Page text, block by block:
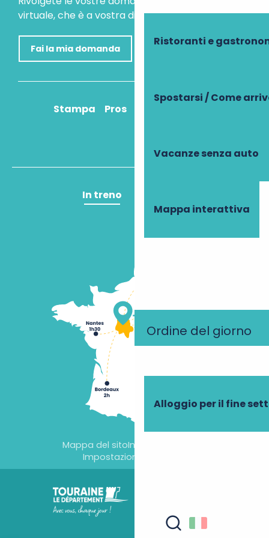
Ristoranti e
Spostarsi / Come
Vacanze senza auto
Mappa interattiva
Ordine del giorno
Alloggio per il fine
virtuale, che è a vostra disposizione per aiutarvi.
Fai la mia domanda
Stampa Pros
In treno
Mappa del sitoInformazioni legali
Impostazioni dei cookie